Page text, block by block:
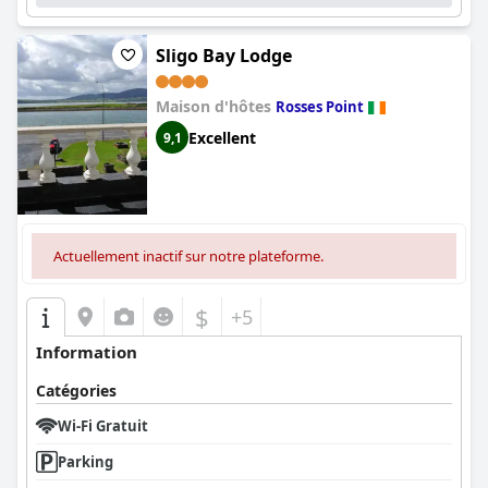
Sligo Bay Lodge
Maison d'hôtes Rosses Point
9,1 Excellent
Actuellement inactif sur notre plateforme.
$ +5
Information
Catégories
Wi-Fi Gratuit
Parking